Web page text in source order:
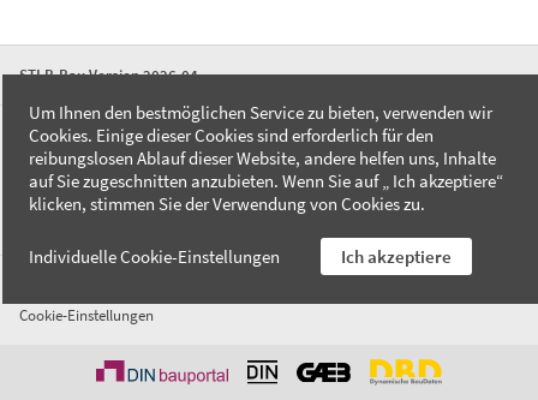
STLB-Bau Version 2026-04
FAQ
Kontakt
Datenschutzerklärung
Cookie-Einstellungen
Um Ihnen den bestmöglichen Service zu bieten, verwenden wir
Cookies. Einige dieser Cookies sind erforderlich für den
reibungslosen Ablauf dieser Website, andere helfen uns, Inhalte
auf Sie zugeschnitten anzubieten. Wenn Sie auf „ Ich akzeptiere“
klicken, stimmen Sie der Verwendung von Cookies zu.
Individuelle Cookie-Einstellungen Ich akzeptiere